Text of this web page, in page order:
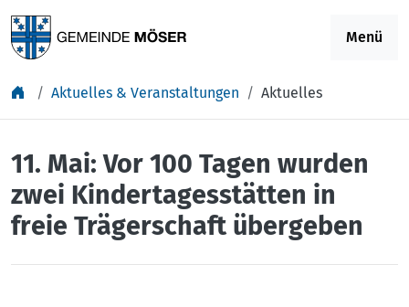
Menü
Aktuelles & Veranstaltungen Aktuelles
11. Mai: Vor 100 Tagen wurden
zwei Kindertagesstätten in
freie Trägerschaft übergeben